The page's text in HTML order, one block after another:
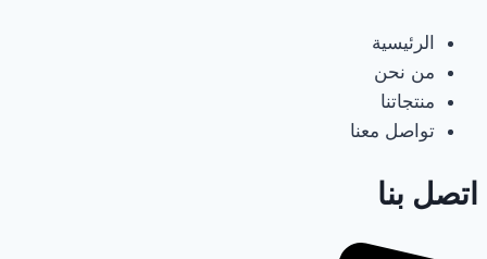
الرئيسية
من نحن
منتجاتنا
تواصل معنا
اتصل بنا